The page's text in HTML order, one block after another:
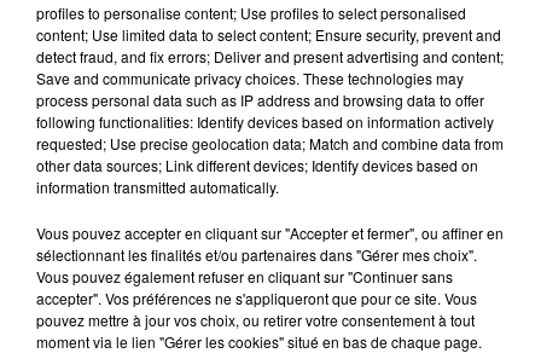
TOVE LO X STROMAE
Des Fleurs
SOMBR
12 To 12
ZAZIE
Peu Importe
profiles to personalise content; Use profiles to select personalised
content; Use limited data to select content; Ensure security, prevent and
detect fraud, and fix errors; Deliver and present advertising and content;
Save and communicate privacy choices. These technologies may
process personal data such as IP address and browsing data to offer
following functionalities: Identify devices based on information actively
requested; Use precise geolocation data; Match and combine data from
other data sources; Link different devices; Identify devices based on
information transmitted automatically.
Vous pouvez accepter en cliquant sur "Accepter et fermer", ou affiner en
sélectionnant les finalités et/ou partenaires dans "Gérer mes choix".
Vous pouvez également refuser en cliquant sur "Continuer sans
accepter". Vos préférences ne s'appliqueront que pour ce site. Vous
pouvez mettre à jour vos choix, ou retirer votre consentement à tout
moment via le lien "Gérer les cookies" situé en bas de chaque page.